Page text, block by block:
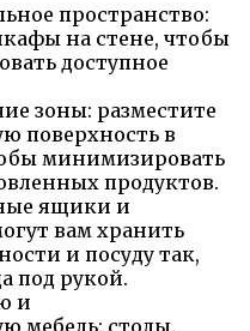
пространство:
на стене, чтобы
доступное
зоны: разместите
поверхность в
минимизировать
продуктов.
ящики и
вам хранить
и посуду так,
под рукой.
и
мебель: столы,